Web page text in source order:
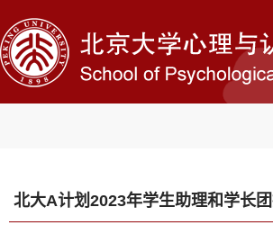
北大A计划2023年学生助理和学长